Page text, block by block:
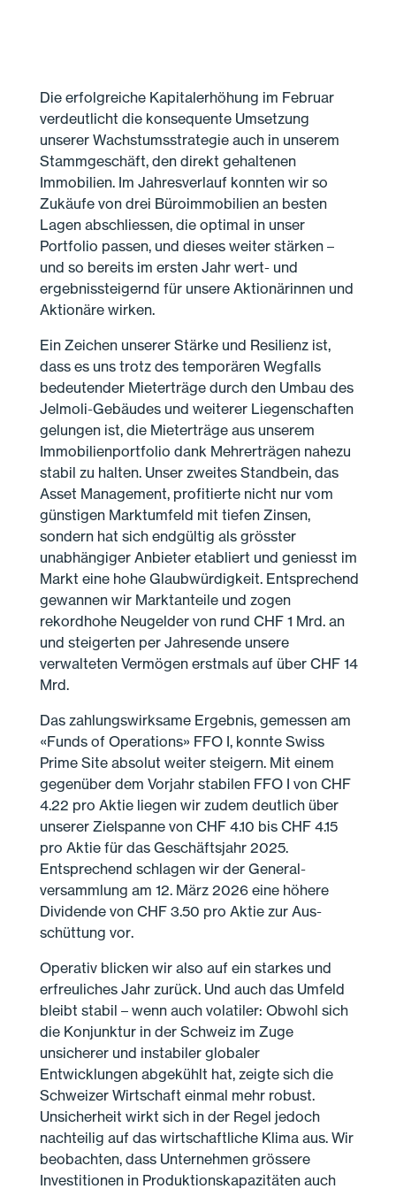
Die erfolgreiche Kapital­erhöhung im Februar
verdeutlicht die konsequente Umsetzung
unserer Wachstums­strategie auch in unserem
Stamm­geschäft, den direkt gehaltenen
Immobilien. Im Jahresverlauf konnten wir so
Zukäufe von drei Büro­immobilien an besten
Lagen abschliessen, die optimal in unser
Portfolio passen, und dieses weiter stärken –
und so bereits im ersten Jahr wert- und
ergebnis­steigernd für unsere Aktionärinnen und
Aktionäre wirken.
Ein Zeichen unserer Stärke und Resilienz ist,
dass es uns trotz des temporären Wegfalls
bedeutender Miet­erträge durch den Umbau des
Jelmoli-Gebäudes und weiterer Liegen­schaften
gelungen ist, die Miet­erträge aus unserem
Immobilien­portfolio dank Mehr­erträgen nahezu
stabil zu halten. Unser zweites Stand­bein, das
Asset Management, profitierte nicht nur vom
günstigen Markt­umfeld mit tiefen Zinsen,
sondern hat sich end­gültig als grösster
unabhängiger Anbieter etabliert und geniesst im
Markt eine hohe Glaub­würdigkeit. Entsprechend
gewannen wir Markt­anteile und zogen
rekordhohe Neu­gelder von rund CHF 1 Mrd. an
und steigerten per Jahres­ende unsere
verwalteten Vermögen erstmals auf über CHF 14
Mrd.
Das zahlungs­wirksame Ergebnis, gemessen am
«Funds of Operations» FFO I, konnte Swiss
Prime Site absolut weiter steigern. Mit einem
gegenüber dem Vorjahr stabilen FFO I von CHF
4.22 pro Aktie liegen wir zudem deutlich über
unserer Ziel­spanne von CHF 4.10 bis CHF 4.15
pro Aktie für das Geschäfts­jahr 2025.
Entsprechend schlagen wir der General­
versammlung am 12. März 2026 eine höhere
Dividende von CHF 3.50 pro Aktie zur Aus­
schüttung vor.
Operativ blicken wir also auf ein starkes und
erfreuliches Jahr zurück. Und auch das Umfeld
bleibt stabil – wenn auch volatiler: Obwohl sich
die Konjunktur in der Schweiz im Zuge
unsicherer und instabiler globaler
Entwicklungen abgekühlt hat, zeigte sich die
Schweizer Wirtschaft einmal mehr robust.
Unsicherheit wirkt sich in der Regel jedoch
nachteilig auf das wirtschaftliche Klima aus. Wir
beobachten, dass Unternehmen grössere
Investitionen in Produktions­kapazitäten auch